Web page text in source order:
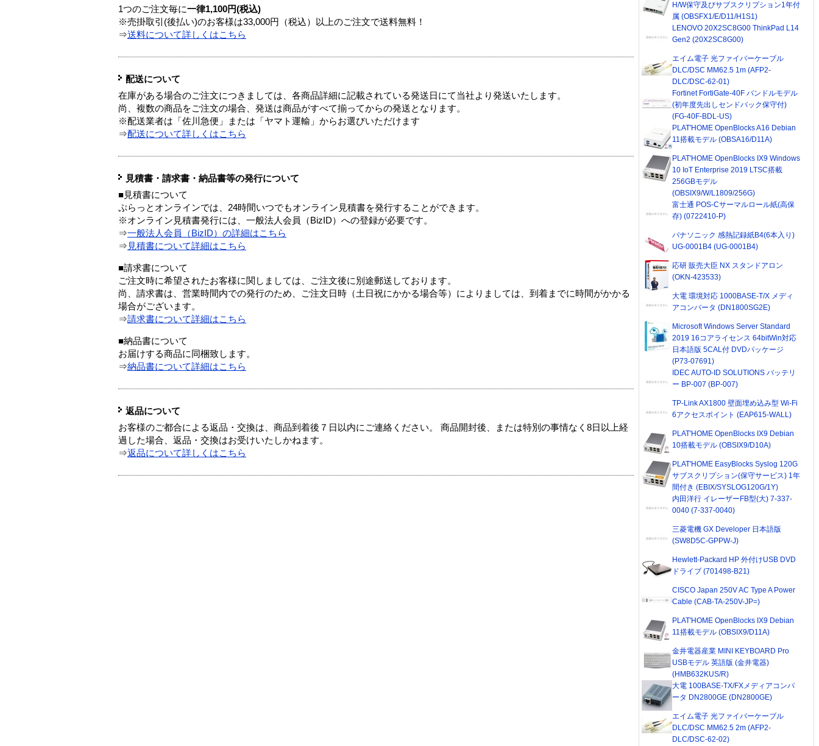
1つのご注文毎に一律1,100円(税込)
※売掛取引(後払い)のお客様は33,000円（税込）以上のご注文で送料無料！
⇒送料について詳しくはこちら
配送について
在庫がある場合のご注文につきましては、各商品詳細に記載されている発送日にて当社より発送いたします。
尚、複数の商品をご注文の場合、発送は商品がすべて揃ってからの発送となります。
※配送業者は「佐川急便」または「ヤマト運輸」からお選びいただけます
⇒配送について詳しくはこちら
見積書・請求書・納品書等の発行について
■見積書について
ぷらっとオンラインでは、24時間いつでもオンライン見積書を発行することができます。
※オンライン見積書発行には、一般法人会員（BizID）への登録が必要です。
⇒一般法人会員（BizID）の詳細はこちら
⇒ 見積書について詳細はこちら
■請求書について
ご注文時に希望されたお客様に関しましては、ご注文後に別途郵送しております。
尚、請求書は、営業時間内での発行のため、ご注文日時（土日祝にかかる場合等）によりましては、到着までに時間がかかる
場合がございます。
⇒請求書について詳細はこちら
■納品書について
お届けする商品に同梱致します。
⇒納品書について詳細はこちら
返品について
お客様のご都合による返品・交換は、商品到着後７日以内にご連絡ください。 商品開封後、または特別の事情なく8日以上経
過した場合、返品・交換はお受けいたしかねます。
⇒返品について詳しくはこちら
H/W保守及びサブスクリプション1年付
属 (OBSFX1/E/D11/H1S1)
LENOVO 20X2SC8G00 ThinkPad L14
Gen2 (20X2SC8G00)
エイム電子 光ファイバーケーブル
DLC/DSC MM62.5 1m (AFP2-
DLC/DSC-62-01)
Fortinet FortiGate-40F バンドルモデル
(初年度先出しセンドバック保守付)
(FG-40F-BDL-US)
PLAT'HOME OpenBlocks A16 Debian
11搭載モデル (OBSA16/D11A)
PLAT'HOME OpenBlocks IX9 Windows
10 IoT Enterprise 2019 LTSC搭載
256GBモデル
(OBSIX9/W/L1809/256G)
富士通 POS-Cサーマルロール紙(高保
存) (0722410-P)
パナソニック 感熱記録紙B4(6本入り)
UG-0001B4 (UG-0001B4)
応研 販売大臣 NX スタンドアロン
(OKN-423533)
大電 環境対応 1000BASE-T/X メディ
アコンバータ (DN1800SG2E)
Microsoft Windows Server Standard
2019 16コアライセンス 64bitWin対応
日本語版 5CAL付 DVDパッケージ
(P73-07691)
IDEC AUTO-ID SOLUTIONS バッテリ
ー BP-007 (BP-007)
TP-Link AX1800 壁面埋め込み型 Wi-Fi
6アクセスポイント (EAP615-WALL)
PLAT'HOME OpenBlocks IX9 Debian
10搭載モデル (OBSIX9/D10A)
PLAT'HOME EasyBlocks Syslog 120G
サブスクリプション(保守サービス) 1年
間付き (EBIX/SYSLOG120G/1Y)
内田洋行 イレーザーFB型(大) 7-337-
0040 (7-337-0040)
三菱電機 GX Developer 日本語版
(SW8D5C-GPPW-J)
Hewlett-Packard HP 外付けUSB DVD
ドライブ (701498-B21)
CISCO Japan 250V AC Type A Power
Cable (CAB-TA-250V-JP=)
PLAT'HOME OpenBlocks IX9 Debian
11搭載モデル (OBSIX9/D11A)
金井電器産業 MINI KEYBOARD Pro
USBモデル 英語版 (金井電器)
(HMB632KUS/R)
大電 100BASE-TX/FXメディアコンバ
ータ DN2800GE (DN2800GE)
エイム電子 光ファイバーケーブル
DLC/DSC MM62.5 2m (AFP2-
DLC/DSC-62-02)